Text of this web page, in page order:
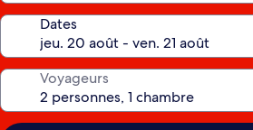
Dates
Voyageurs